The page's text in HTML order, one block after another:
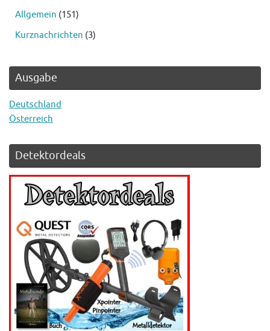
Allgemein (151)
Kurznachrichten (3)
Ausgabe
Deutschland
Österreich
Detektordeals